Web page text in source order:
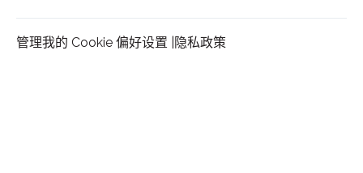
管理我的 Cookie 偏好设置 | 隐私政策